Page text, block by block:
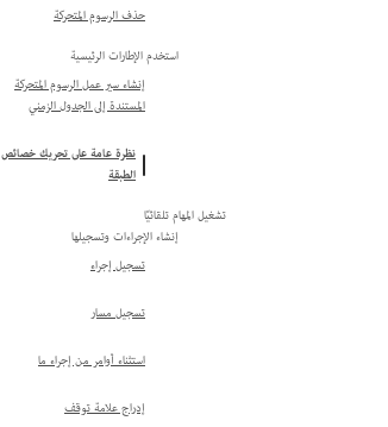
حذف الرسوم المتحركة
استخدم الإطارات الرئيسية
إنشاء سير عمل الرسوم المتحركة
المستندة إلى الجدول الزمني
نظرة عامة على تحريك خصائص
الطبقة
تشغيل المهام تلقائيًا
إنشاء الإجراءات وتسجيلها
تسجيل إجراء
تسجيل مسار
استثناء أوامر من إجراء ما
إدراج علامة توقف